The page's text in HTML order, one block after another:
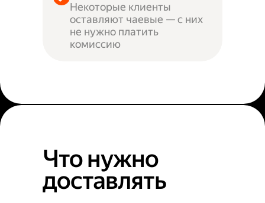
Некоторые клиенты
оставляют чаевые — с них
не нужно платить
комиссию
Что нужно
доставлять